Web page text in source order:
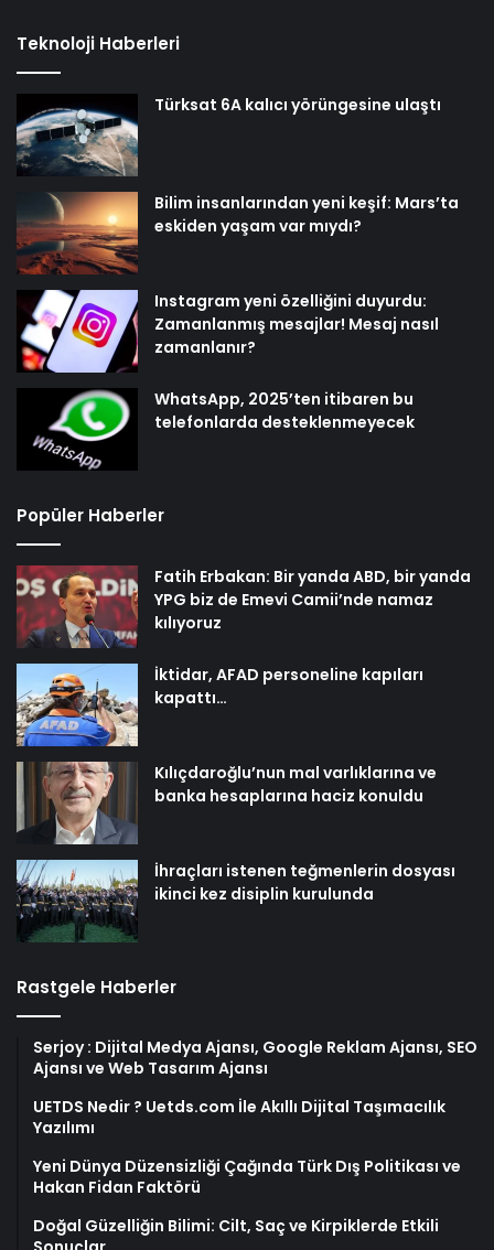
Teknoloji Haberleri
Türksat 6A kalıcı yörüngesine ulaştı
Bilim insanlarından yeni keşif: Mars’ta
eskiden yaşam var mıydı?
Instagram yeni özelliğini duyurdu:
Zamanlanmış mesajlar! Mesaj nasıl
zamanlanır?
WhatsApp, 2025’ten itibaren bu
telefonlarda desteklenmeyecek
Popüler Haberler
Fatih Erbakan: Bir yanda ABD, bir yanda
YPG biz de Emevi Camii’nde namaz
kılıyoruz
İktidar, AFAD personeline kapıları
kapattı…
Kılıçdaroğlu’nun mal varlıklarına ve
banka hesaplarına haciz konuldu
İhraçları istenen teğmenlerin dosyası
ikinci kez disiplin kurulunda
Rastgele Haberler
Serjoy : Dijital Medya Ajansı, Google Reklam Ajansı, SEO
Ajansı ve Web Tasarım Ajansı
UETDS Nedir ? Uetds.com İle Akıllı Dijital Taşımacılık
Yazılımı
Yeni Dünya Düzensizliği Çağında Türk Dış Politikası ve
Hakan Fidan Faktörü
Doğal Güzelliğin Bilimi: Cilt, Saç ve Kirpiklerde Etkili